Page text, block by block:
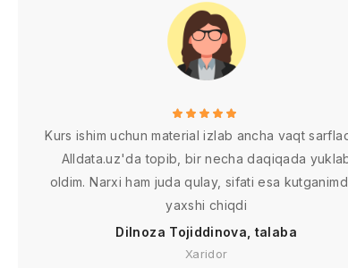
Kurs ishim uchun material izlab ancha vaqt
Alldata.uz'da topib, bir necha daqiqada
oldim. Narxi ham juda qulay, sifati esa
yaxshi chiqdi
Dilnoza Tojiddinova, talaba
Xaridor